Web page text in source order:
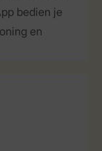
bedien je
en